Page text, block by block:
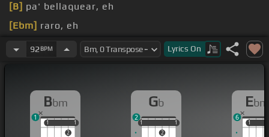
[B] pa' bellaquear, eh
[Ebm] raro, eh
Pero en mi cama se volvió
92 BPM Lyrics On
Bbm
1
2
1
1 1
1
Gb
1
2
1
1 1
2
Ebm
11
6